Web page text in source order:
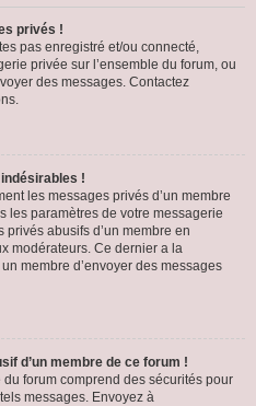
privés !
pas enregistré et/ou connecté,
privée sur l’ensemble du forum, ou
des messages. Contactez
!
les messages privés d’un membre
les paramètres de votre messagerie
abusifs d’un membre en
modérateurs. Ce dernier a la
membre d’envoyer des messages
d’un membre de ce forum !
forum comprend des sécurités pour
messages. Envoyez à